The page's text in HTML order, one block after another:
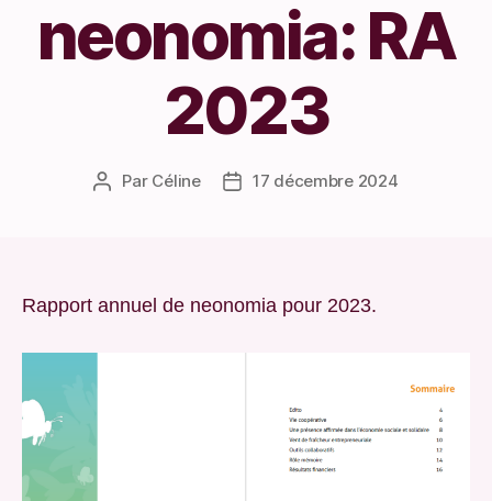
neonomia: RA
2023
Auteur
Par Céline
Date17 décembre 2024
Rapport annuel de neonomia pour 2023.